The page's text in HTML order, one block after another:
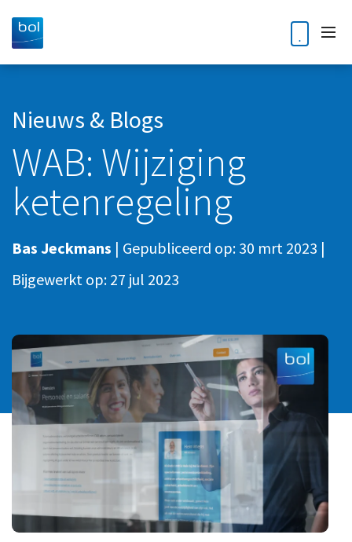
Werken bij
Service & Support
Veilig bestanden delen
Home
Diensten
Accountancy
Audit
Bedrijfsoverdracht en opvolging
Business Intelligence
Digitale Transformatie
Duurzaam ondernemen
Informatiebeveiliging en privacy
Internationaal ondernemen
Personeel en salaris
Strategie en bedrijfsinrichting
Klantverhalen
Nieuws en blogs
Kennisdossiers
Ons team
Werken-bij
Bedrijfsgeschiedenis
Contact
Nieuws & Blogs
WAB: Wijziging
ketenregeling
Bas Jeckmans | Gepubliceerd op: 30 mrt 2023 |
Bijgewerkt op: 27 jul 2023